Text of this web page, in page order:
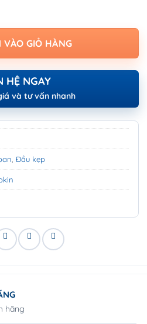
VÀO GIỎ HÀNG
HỆ NGAY
và tư vấn nhanh
Đầu kẹp
hãng